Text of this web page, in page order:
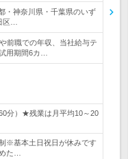
・神奈川県・千葉県のいず
区…
前職での年収、当社給与テ
用期間6カ…
分）★残業は月平均10～20
※基本土日祝日が休みです
た…